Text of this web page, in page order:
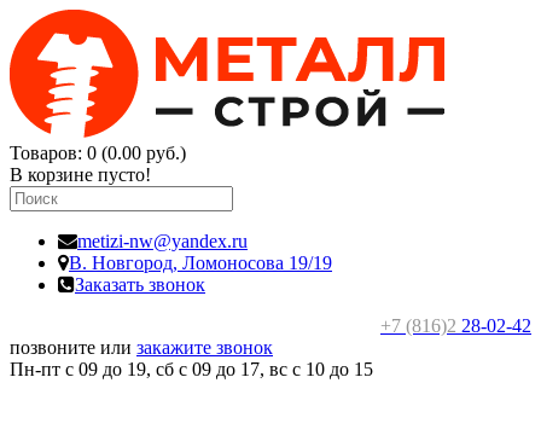
Товаров: 0 (0.00 руб.)
В корзине пусто!
metizi-nw@yandex.ru
В. Новгород, Ломоносова 19/19
Заказать звонок
+7 (816)2 28-02-42
позвоните или закажите звонок
Пн-пт с 09 до 19, сб с 09 до 17, вс c 10 до 15